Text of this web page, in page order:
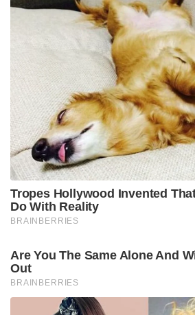
Tropes Hollywood Invented
Do With Reality
BRAINBERRIES
Are You The Same Alone And
Out
BRAINBERRIES